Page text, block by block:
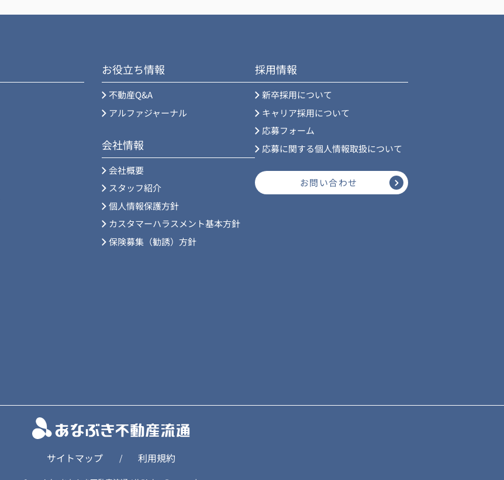
お役立ち情報
不動産Q&A
アルファジャーナル
会社情報
会社概要
スタッフ紹介
個人情報保護方針
カスタマーハラスメント基本方針
保険募集（勧誘）方針
採用情報
新卒採用について
キャリア採用について
応募フォーム
応募に関する個人情報取扱について
お問い合わせ
サイトマップ / 利用規約